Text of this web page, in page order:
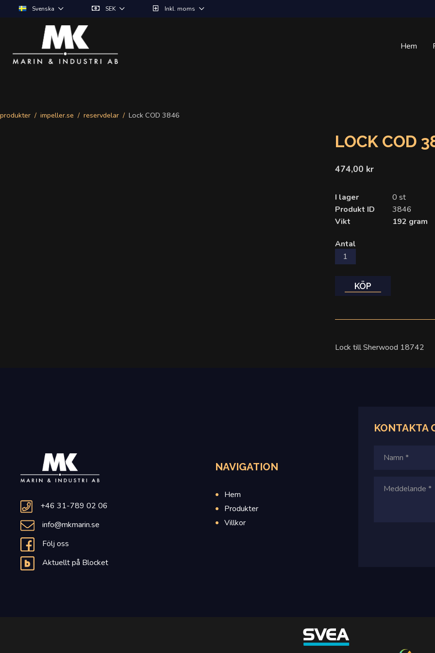
Svenska SEK Inkl. moms
Hem
produkter impeller.se reservdelar Lock COD 3846
LOCK COD
474,00 kr
I lager
0 st
Produkt ID
3846
Vikt
192 gram
Antal
KÖP
Lock till Sherwood 18742
+46 31-789 02 06
info@mkmarin.se
Följ oss
Aktuellt på Blocket
NAVIGATION
Hem
Produkter
Villkor
KONTAKTA